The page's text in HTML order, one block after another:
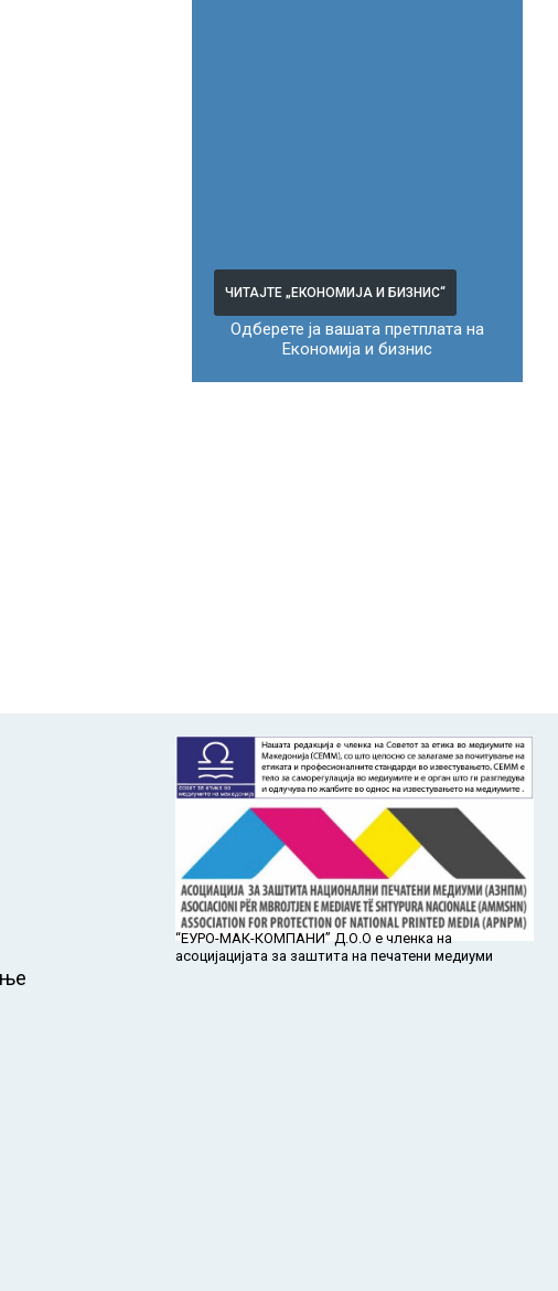
ЧИТАЈТЕ „ЕКОНОМИЈА И БИЗНИС“
Одберете ја вашата претплата на
Економија и бизнис
“ЕУРО-МАК-КОМПАНИ” Д.О.О е членка на
асоцијацијата за заштита на печатени медиуми